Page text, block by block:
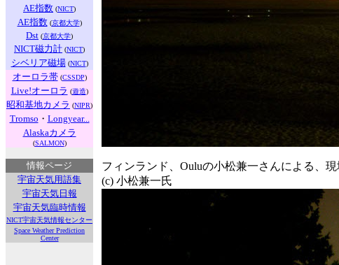
AE指数 (NICT)
AE指数(京都大学)
Dst (京都大学)
NICT磁力計 (NICT)
シベリア磁場(NICT)
オーロラ帯(CSSDP)
Live!オーロラ (遊造)
昭和基地カメラ (NIPR)
Tromso ・ Longyear...
Alaskaカメラ
(SALMON)
情報ページ
宇宙天気用語集
宇宙天気日報
宇宙天気臨時情報
NICT宇宙天気情報センター
Space Weather Prediction
Center
フィンランド、Ouluの小松兼一さんによる、現
(c) 小松兼一氏